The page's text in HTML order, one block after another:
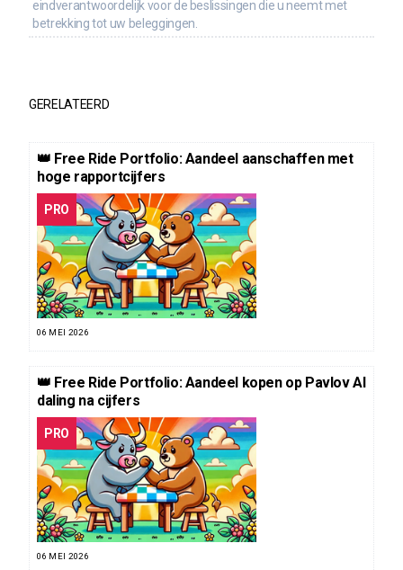
eindverantwoordelijk voor de beslissingen die u neemt met
betrekking tot uw beleggingen.
GERELATEERD
👑 Free Ride Portfolio: Aandeel aanschaffen met
hoge rapportcijfers
PRO
06 MEI 2026
👑 Free Ride Portfolio: Aandeel kopen op Pavlov AI
daling na cijfers
PRO
06 MEI 2026